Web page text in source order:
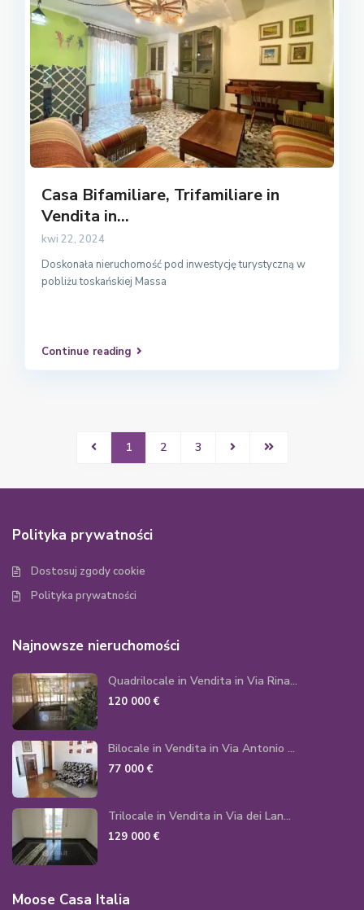
Casa Bifamiliare, Trifamiliare in
Vendita in...
kwi 22, 2024
Doskonała nieruchomość pod inwestycję turystyczną w
pobliżu toskańskiej Massa
Continue reading
1 2 3
Polityka prywatności
Dostosuj zgody cookie
Polityka prywatności
Najnowsze nieruchomości
Quadrilocale in Vendita in Via Rina...
120 000 €
Bilocale in Vendita in Via Antonio ...
77 000 €
Trilocale in Vendita in Via dei Lan...
129 000 €
Moose Casa Italia